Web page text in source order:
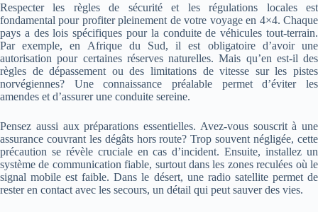
Respecter les règles de sécurité et les régulations locales est
fondamental pour profiter pleinement de votre voyage en 4×4. Chaque
pays a des lois spécifiques pour la conduite de véhicules tout-terrain.
Par exemple, en Afrique du Sud, il est obligatoire d’avoir une
autorisation pour certaines réserves naturelles. Mais qu’en est-il des
règles de dépassement ou des limitations de vitesse sur les pistes
norvégiennes? Une connaissance préalable permet d’éviter les
amendes et d’assurer une conduite sereine.
Pensez aussi aux préparations essentielles. Avez-vous souscrit à une
assurance couvrant les dégâts hors route? Trop souvent négligée, cette
précaution se révèle cruciale en cas d’incident. Ensuite, installez un
système de communication fiable, surtout dans les zones reculées où le
signal mobile est faible. Dans le désert, une radio satellite permet de
rester en contact avec les secours, un détail qui peut sauver des vies.